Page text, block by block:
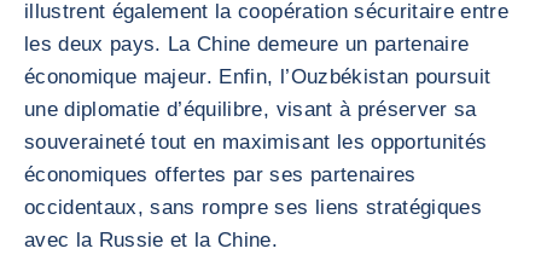
illustrent également la coopération sécuritaire entre
les deux pays. La Chine demeure un partenaire
économique majeur. Enfin, l’Ouzbékistan poursuit
une diplomatie d’équilibre, visant à préserver sa
souveraineté tout en maximisant les opportunités
économiques offertes par ses partenaires
occidentaux, sans rompre ses liens stratégiques
avec la Russie et la Chine.